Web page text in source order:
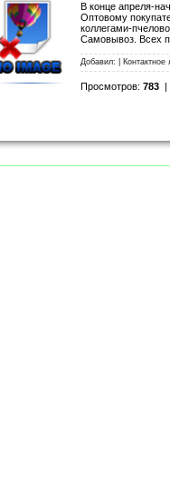
В конце апреля-
Оптовому
коллегами-
Самовывоз. Всех
Добавил: | Контактное
Просмотров: 783 |